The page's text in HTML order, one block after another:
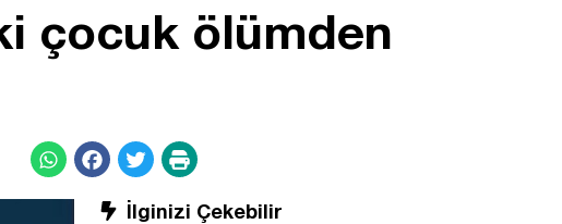
çocuk ölümden
İlginizi Çekebilir